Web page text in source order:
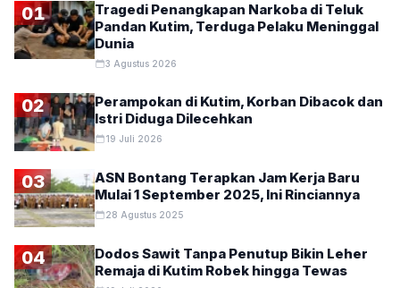
01
Tragedi Penangkapan Narkoba di Teluk
Pandan Kutim, Terduga Pelaku Meninggal
Dunia
3 Agustus 2026
02
Perampokan di Kutim, Korban Dibacok dan
Istri Diduga Dilecehkan
19 Juli 2026
03
ASN Bontang Terapkan Jam Kerja Baru
Mulai 1 September 2025, Ini Rinciannya
28 Agustus 2025
04
Dodos Sawit Tanpa Penutup Bikin Leher
Remaja di Kutim Robek hingga Tewas